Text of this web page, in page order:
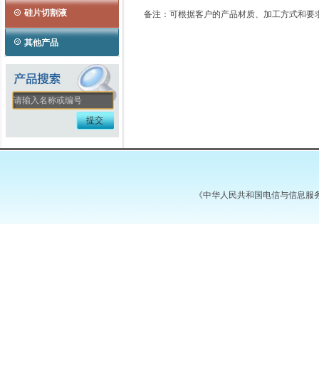
硅片切割液
其他产品
备注： 可根据客户的产品材质、加工方式和
《中华人民共和国电信与信息